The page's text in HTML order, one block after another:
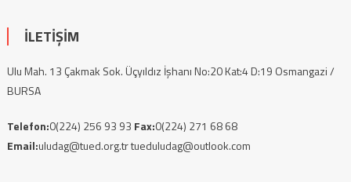
İLETİŞİM
Ulu Mah. 13 Çakmak Sok. Üçyıldız İşhanı No:20 Kat:4 D:19 Osmangazi /
BURSA
Telefon:0(224) 256 93 93 Fax:0(224) 271 68 68
Email:uludag@tued.org.tr tueduludag@outlook.com